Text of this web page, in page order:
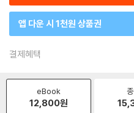
앱 다운 시 1천원 상품권
결제혜택
eBook
12,800원